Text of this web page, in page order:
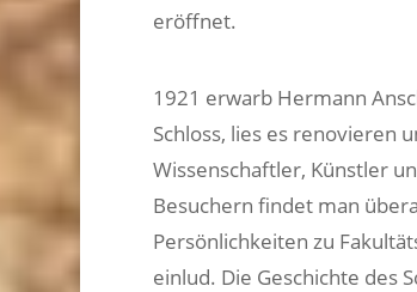
eröffnet.
1921 erwarb Hermann
Schloss, lies es renovieren
Wissenschaftler, Künstler
Besuchern findet man
Persönlichkeiten zu
einlud. Die Geschichte des